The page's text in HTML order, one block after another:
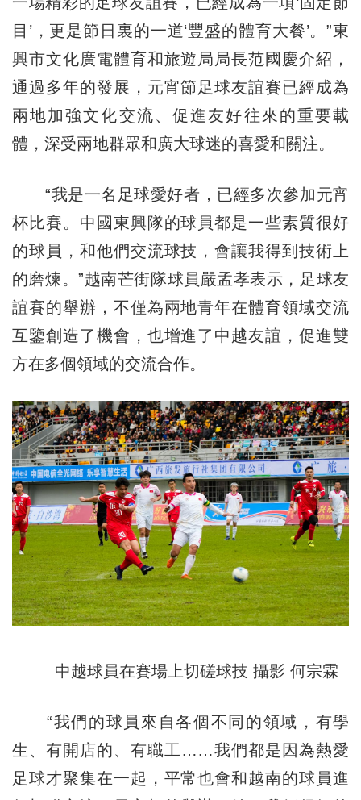
目’，更是節日裏的一道‘豐盛的體育大餐’。”東
興市文化廣電體育和旅遊局局長范國慶介紹，
通過多年的發展，元宵節足球友誼賽已經成為
兩地加強文化交流、促進友好往來的重要載
體，深受兩地群眾和廣大球迷的喜愛和關注。
“我是一名足球愛好者，已經多次參加元宵
杯比賽。中國東興隊的球員都是一些素質很好
的球員，和他們交流球技，會讓我得到技術上
的磨煉。”越南芒街隊球員嚴孟孝表示，足球友
誼賽的舉辦，不僅為兩地青年在體育領域交流
互鑒創造了機會，也增進了中越友誼，促進雙
方在多個領域的交流合作。
中越球員在賽場上切磋球技 攝影 何宗霖
“我們的球員來自各個不同的領域，有學
生、有開店的、有職工……我們都是因為熱愛
足球才聚集在一起，平常也會和越南的球員進